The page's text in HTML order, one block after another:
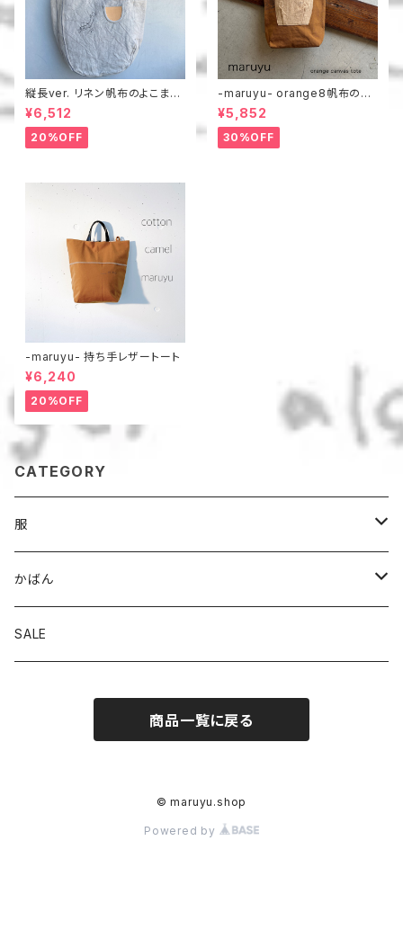
縦長ver. リネン帆布のよこまち
トート
¥6,512
20%OFF
-maruyu- orange8帆布のト
ート
¥5,852
30%OFF
-maruyu- 持ち手レザートート
¥6,240
20%OFF
CATEGORY
服
パンツ
スカート
かばん
トート
SALE
商品一覧に戻る
© maruyu.shop
Powered by